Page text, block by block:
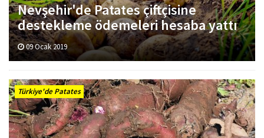
Nevşehir'de Patates çiftçisine
destekleme ödemeleri hesaba yattı
09 Ocak 2019
Türkiye'de Patates